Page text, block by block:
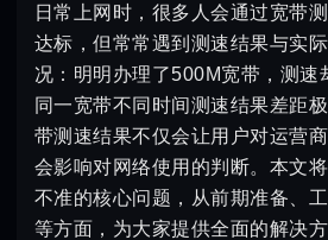
日常上网时，很多人会通过宽带
达标，但常常遇到测速结果与实
况：明明办理了500M宽带，测速
同一宽带不同时间测速结果差距
带测速结果不仅会让用户对运营
会影响对网络使用的判断。本文
不准的核心问题，从前期准备、
等方面，为大家提供全面的解决